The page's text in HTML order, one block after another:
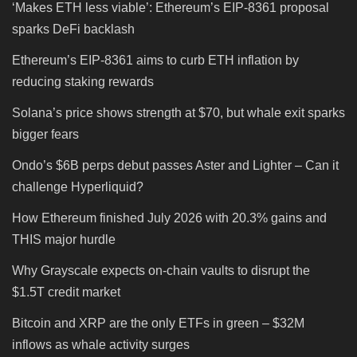
‘Makes ETH less viable’: Ethereum’s EIP-8361 proposal
sparks DeFi backlash
Ethereum’s EIP-8361 aims to curb ETH inflation by
reducing staking rewards
Solana’s price shows strength at $70, but whale exit sparks
bigger fears
Ondo’s $6B perps debut passes Aster and Lighter – Can it
challenge Hyperliquid?
How Ethereum finished July 2026 with 20.3% gains and
THIS major hurdle
Why Grayscale expects on-chain vaults to disrupt the
$1.5T credit market
Bitcoin and XRP are the only ETFs in green – $32M
inflows as whale activity surges